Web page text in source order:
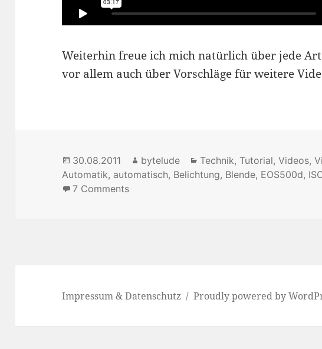
Weiterhin freue ich mich natürlich über jede
vor allem auch über Vorschläge für weitere
Posted
on
30.08.2011 Author
bytelude Categories
Technik, Tutorial,Videos,
Automatik, automatisch, Belichtung, Blende, EOS500d,
7 Comments
Impressum & Datenschutz Proudly powered by